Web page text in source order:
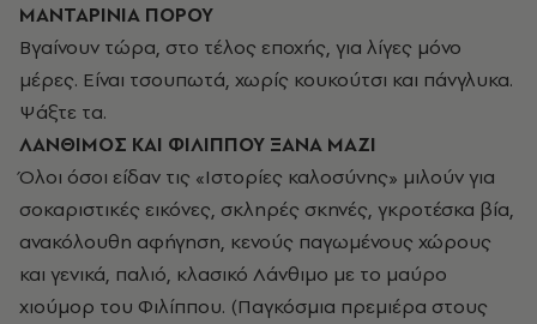
ΜΑΝΤΑΡΙΝΙΑ ΠΟΡΟΥ
Βγαίνουν τώρα, στο τέλος εποχής, για λίγες μόνο
μέρες. Είναι τσουπωτά, χωρίς κουκούτσι και πάνγλυκα.
Ψάξτε τα.
ΛΑΝΘΙΜΟΣ ΚΑΙ ΦΙΛΙΠΠΟΥ ΞΑΝΑ ΜΑΖΙ
Όλοι όσοι είδαν τις «Ιστορίες καλοσύνης» μιλούν για
σοκαριστικές εικόνες, σκληρές σκηνές, γκροτέσκα βία,
ανακόλουθη αφήγηση, κενούς παγωμένους χώρους
και γενικά, παλιό, κλασικό Λάνθιμο με το μαύρο
χιούμορ του Φιλίππου. (Παγκόσμια πρεμιέρα στους